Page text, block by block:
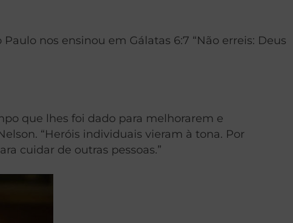
nos ensinou em Gálatas 6:7 “Não erreis: Deus
que lhes foi dado para melhorarem e
“Heróis individuais vieram à tona. Por
cuidar de outras pessoas.”